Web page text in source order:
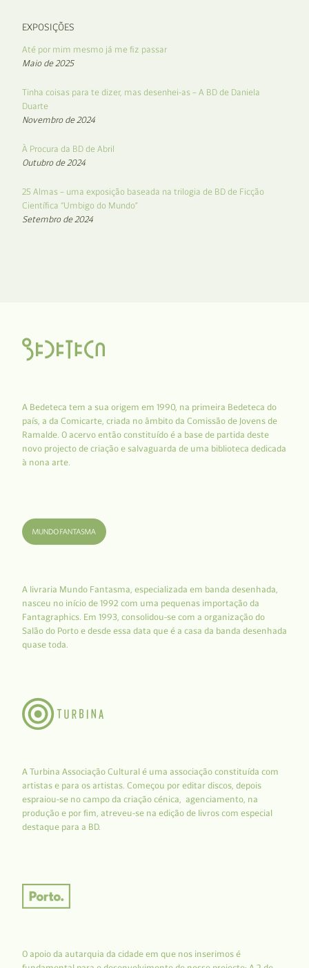
EXPOSIÇÕES
Até por mim mesmo já me fiz passar
Maio de 2025
Tinha coisas para te dizer, mas desenhei-as – A BD de Daniela
Duarte
Novembro de 2024
À Procura da BD de Abril
Outubro de 2024
25 Almas – uma exposição baseada na trilogia de BD de Ficção
Científica “Umbigo do Mundo”
Setembro de 2024
A Bedeteca tem a sua origem em 1990, na primeira Bedeteca do
país, a da Comicarte, criada no âmbito da Comissão de Jovens de
Ramalde. O acervo então constituído é a base de partida deste
novo projecto de criação e salvaguarda de uma biblioteca dedicada
à nona arte.
A livraria Mundo Fantasma, especializada em banda desenhada,
nasceu no início de 1992 com uma pequenas importação da
Fantagraphics. Em 1993, consolidou-se com a organização do
Salão do Porto e desde essa data que é a casa da banda desenhada
quase toda.
A Turbina Associação Cultural é uma associação constituída com
artistas e para os artistas. Começou por editar discos, depois
espraiou-se no campo da criação cénica, agenciamento, na
produção e por fim, atreveu-se na edição de livros com especial
destaque para a BD.
O apoio da autarquia da cidade em que nos inserimos é